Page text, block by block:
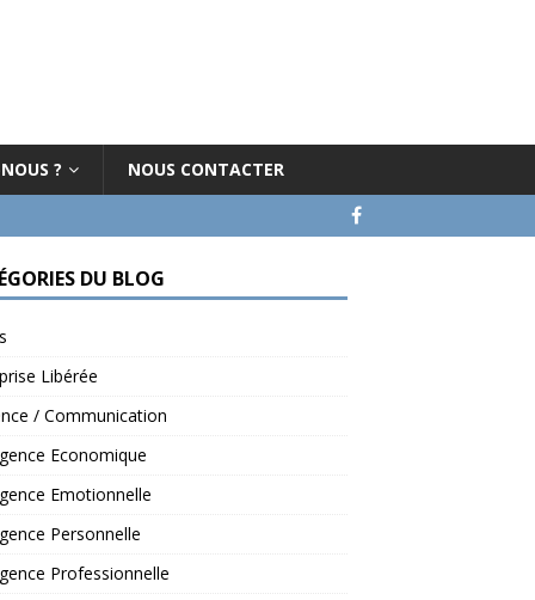
? NOUS CONTACTER
DU BLOG
Libérée
/ Communication
Economique
Emotionnelle
Personnelle
Professionnelle